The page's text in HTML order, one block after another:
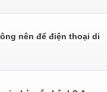
nên để điện thoại di